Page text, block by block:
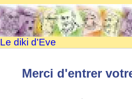
Le diki d'Eve
Merci d'entrer